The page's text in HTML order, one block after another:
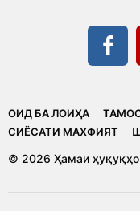
ОИД БА ЛОИҲА
CИЁСАТИ МАХФИЯТ
© 2026 Ҳамаи